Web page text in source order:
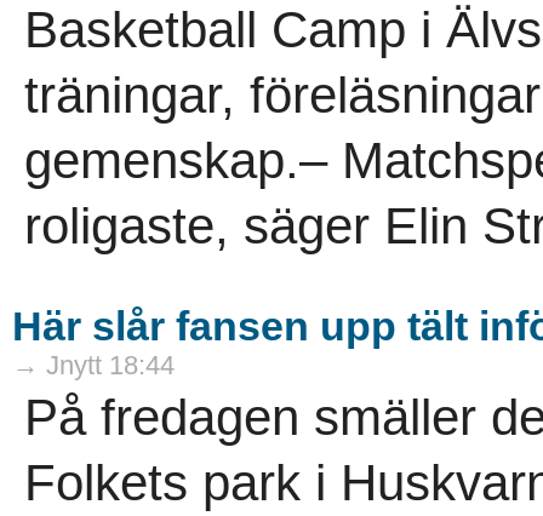
Basketball Camp i
träningar,
gemenskap.–
roligaste, säger Elin
Här slår fansen upp tält
→ Jnytt 18:44
På fredagen smäller
Folkets park i